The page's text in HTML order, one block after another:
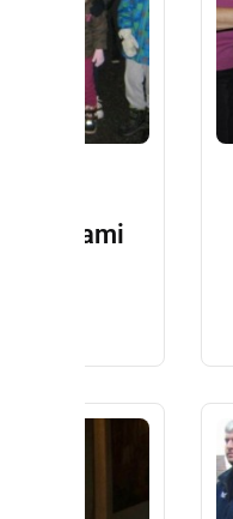
svetilkami